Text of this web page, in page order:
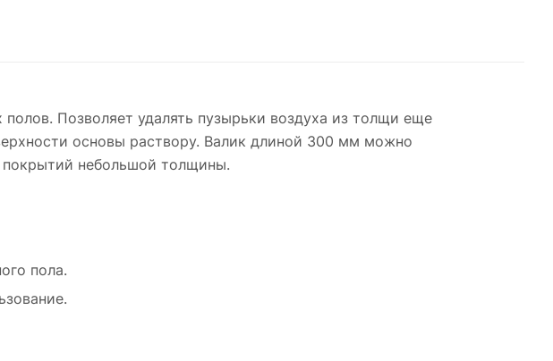
Позволяет удалять пузырьки воздуха из толщи еще
основы раствору. Валик длиной 300 мм можно
покрытий небольшой толщины.
пола.